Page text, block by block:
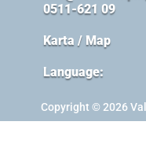
0511-621 09
Karta / Map
Language:
Copyright © 2026